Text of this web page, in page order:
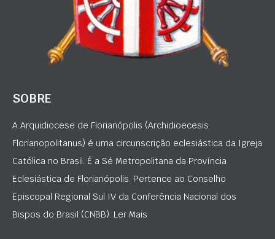
SOBRE
A Arquidiocese de Florianópolis (Archidioecesis
Florianopolitanus) é uma circunscrição eclesiástica da Igreja
Católica no Brasil. É a Sé Metropolitana da Província
Eclesiástica de Florianópolis. Pertence ao Conselho
Episcopal Regional Sul IV da Conferência Nacional dos
Bispos do Brasil (CNBB). Ler Mais